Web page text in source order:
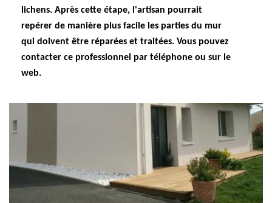
lichens. Après cette étape, l'artisan pourrait
repérer de manière plus facile les parties du mur
qui doivent être réparées et traitées. Vous pouvez
contacter ce professionnel par téléphone ou sur le
web.